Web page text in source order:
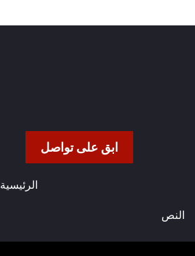
ابق على تواصل
الرئيسية
النص